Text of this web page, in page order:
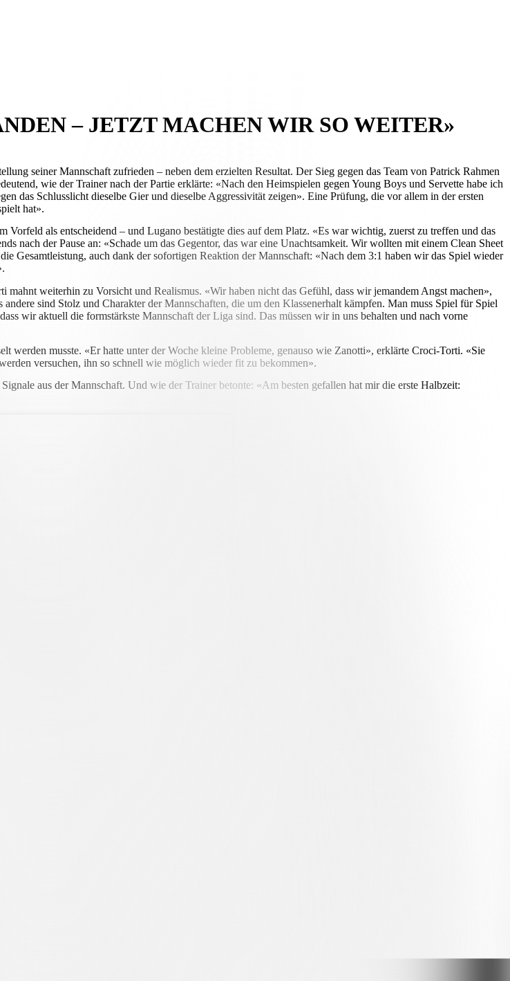
– JETZT MACHEN WIR SO WEITER»
seiner Mannschaft zufrieden – neben dem erzielten Resultat. Der Sieg gegen das Team von Patrick Rahmen
wie der Trainer nach der Partie erklärte: «Nach den Heimspielen gegen Young Boys und Servette habe ich
das Schlusslicht dieselbe Gier und dieselbe Aggressivität zeigen». Eine Prüfung, die vor allem in der ersten
hat».
als entscheidend – und Lugano bestätigte dies auf dem Platz. «Es war wichtig, zuerst zu treffen und das
nach der Pause an: «Schade um das Gegentor, das war eine Unachtsamkeit. Wir wollten mit einem Clean Sheet
Gesamtleistung, auch dank der sofortigen Reaktion der Mannschaft: «Nach dem 3:1 haben wir das Spiel wieder
weiterhin zu Vorsicht und Realismus. «Wir haben nicht das Gefühl, dass wir jemandem Angst machen»,
sind Stolz und Charakter der Mannschaften, die um den Klassenerhalt kämpfen. Man muss Spiel für Spiel
wir aktuell die formstärkste Mannschaft der Liga sind. Das müssen wir in uns behalten und nach vorne
werden musste. «Er hatte unter der Woche kleine Probleme, genauso wie Zanotti», erklärte Croci-Torti. «Sie
versuchen, ihn so schnell wie möglich wieder fit zu bekommen».
aus der Mannschaft. Und wie der Trainer betonte: «Am besten gefallen hat mir die erste Halbzeit: